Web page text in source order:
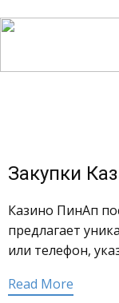
Закупки
Казино ПинАп
предлагает
или телефон,
Read More